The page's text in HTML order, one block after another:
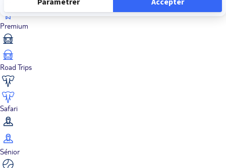
Premium
Road Trips
Safari
Sénior